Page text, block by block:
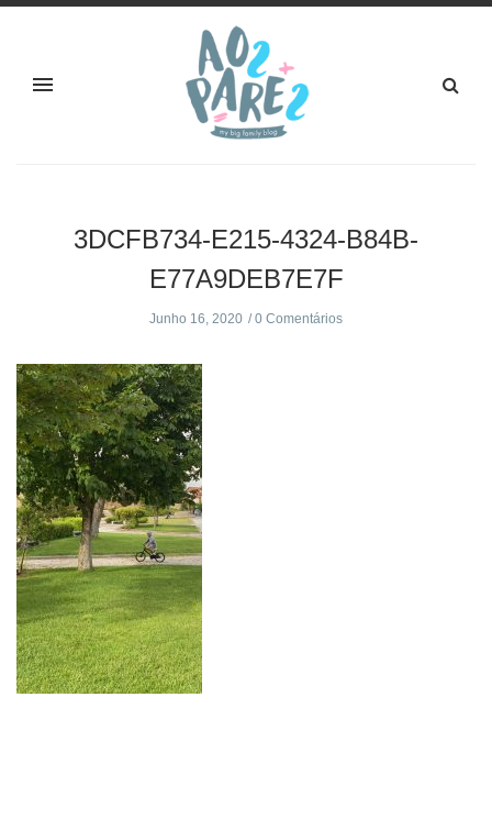
3DCFB734-E215-4324-B84B-
E77A9DEB7E7F
Junho 16, 2020 0 Comentários